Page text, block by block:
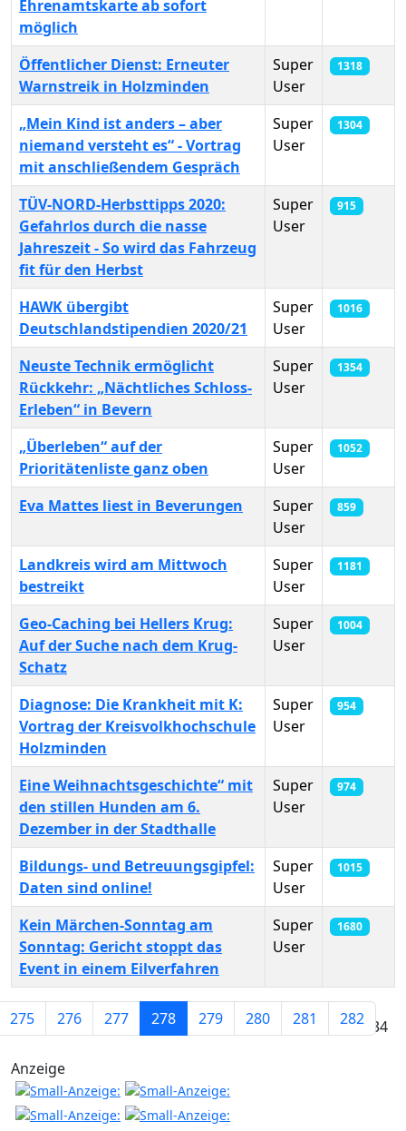
Beiträge
Ehrenamtskarte ab sofort
möglich
Öffentlicher Dienst: Erneuter
Warnstreik in Holzminden
Super
User
1318
„Mein Kind ist anders – aber
niemand versteht es“ - Vortrag
mit anschließendem Gespräch
Super
User
1304
TÜV-NORD-Herbsttipps 2020:
Gefahrlos durch die nasse
Jahreszeit - So wird das Fahrzeug
fit für den Herbst
Super
User
915
HAWK übergibt
Deutschlandstipendien 2020/21
Super
User
1016
Neuste Technik ermöglicht
Rückkehr: „Nächtliches Schloss-
Erleben“ in Bevern
Super
User
1354
„Überleben“ auf der
Prioritätenliste ganz oben
Super
User
1052
Eva Mattes liest in Beverungen
Super
User
859
Landkreis wird am Mittwoch
bestreikt
Super
User
1181
Geo-Caching bei Hellers Krug:
Auf der Suche nach dem Krug-
Schatz
Super
User
1004
Diagnose: Die Krankheit mit K:
Vortrag der Kreisvolkhochschule
Holzminden
Super
User
954
Eine Weihnachtsgeschichte“ mit
den stillen Hunden am 6.
Dezember in der Stadthalle
Super
User
974
Bildungs- und Betreuungsgipfel:
Daten sind online!
Super
User
1015
Kein Märchen-Sonntag am
Sonntag: Gericht stoppt das
Event in einem Eilverfahren
Super
User
1680
Seite 278 von 434
275 276 277 278 279 280 281 282
Anzeige